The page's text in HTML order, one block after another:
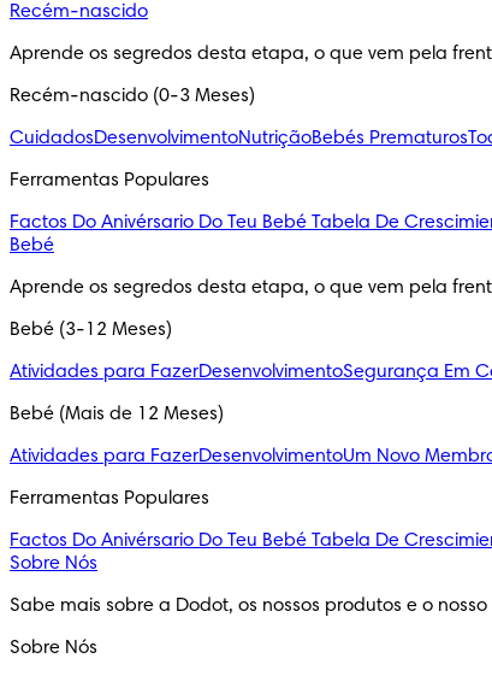
Recém-nascido
Aprende os segredos desta etapa, o que vem pela
Recém-nascido (0-3 Meses)
CuidadosDesenvolvimentoNutriçãoBebés Prematuros
Ferramentas Populares
Factos Do Anivérsario Do Teu Bebé Tabela De
Bebé
Aprende os segredos desta etapa, o que vem pela
Bebé (3-12 Meses)
Atividades para FazerDesenvolvimentoSegurança Em
Bebé (Mais de 12 Meses)
Atividades para FazerDesenvolvimentoUm Novo
Ferramentas Populares
Factos Do Anivérsario Do Teu Bebé Tabela De
Sobre Nós
Sabe mais sobre a Dodot, os nossos produtos e o
Sobre Nós